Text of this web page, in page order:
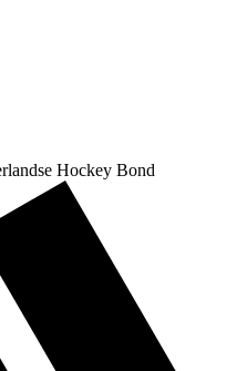
Hockey Bond